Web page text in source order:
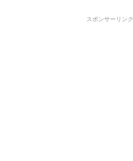
スポンサーリンク